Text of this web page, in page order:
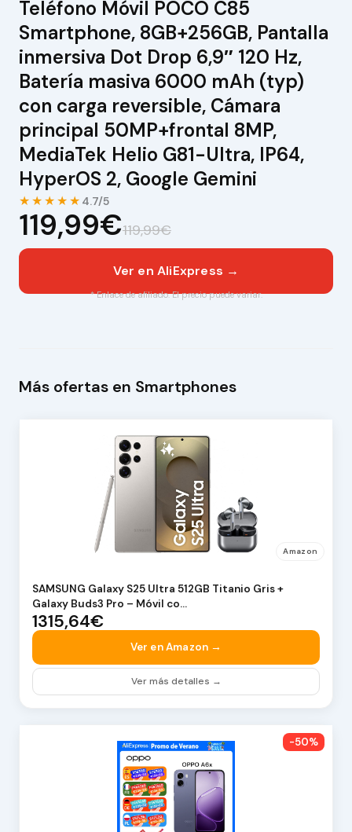
Teléfono Móvil POCO C85
Smartphone, 8GB+256GB, Pantalla
inmersiva Dot Drop 6,9″ 120 Hz,
Batería masiva 6000 mAh (typ)
con carga reversible, Cámara
principal 50MP+frontal 8MP,
MediaTek Helio G81-Ultra, IP64,
HyperOS 2, Google Gemini
★★★★★ 4.7/5
119,99€119,99€
Ver en AliExpress →
* Enlace de afiliado. El precio puede variar.
Más ofertas en Smartphones
Amazon
SAMSUNG Galaxy S25 Ultra 512GB Titanio Gris +
Galaxy Buds3 Pro – Móvil co…
1315,64€
Ver en Amazon →
Ver más detalles →
-50%